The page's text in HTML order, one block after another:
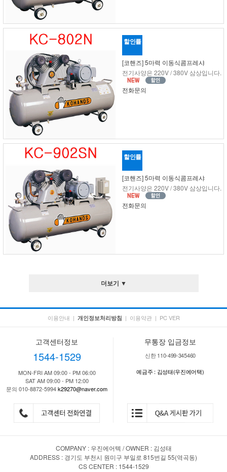
할인률
[코핸즈] 5마력 이동식콤프레샤
전기사양은 220V / 380V 삼상입니다.
전화문의
할인률
[코핸즈] 5마력 이동식콤프레샤
전기사양은 220V / 380V 삼상입니다.
전화문의
더보기 ▼
이용안내 | 개인정보처리방침 | 이용약관 | PC VER
고객센터정보
1544-1529
MON-FRI AM 09:00 - PM 06:00
SAT AM 09:00 - PM 12:00
문의 010-8872-5994k29270@naver.com
무통장 입금정보
신한 110-499-345460
예금주 : 김성태(우진에어택)
COMPANY : 우진에어텍 / OWNER : 김성태
ADDRESS : 경기도 부천시 원미구 부일로 815번길 55(역곡동)
CS CENTER : 1544-1529